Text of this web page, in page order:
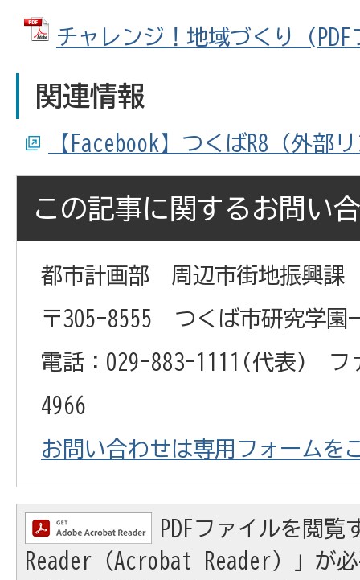
チャレンジ！地域づくり
関連情報
【Facebook】つくばR8（外部
この記事に関するお問い
都市計画部 周辺市街地振興課
〒305-8555 つくば市研究学園
電話：029-883-1111(代表) フ
4966
お問い合わせは専用フォームを
PDFファイルを閲覧
Reader（Acrobat Reader）」が